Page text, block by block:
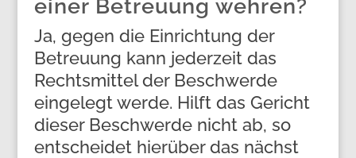
einer Betreuung wehren?
Ja, gegen die Einrichtung der
Betreuung kann jederzeit das
Rechtsmittel der Beschwerde
eingelegt werde. Hilft das Gericht
dieser Beschwerde nicht ab, so
entscheidet hierüber das nächst